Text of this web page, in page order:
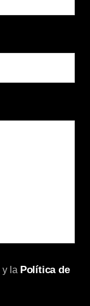
y la Política de